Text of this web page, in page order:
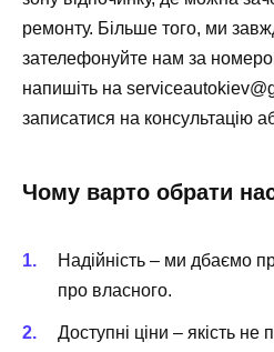
ремонту. Більше того, ми
зателефонуйте нам за
напишіть на
записатися на консультацію
Чому варто обрати
Надійність – ми дбаємо
про власного.
Доступні ціни – якість